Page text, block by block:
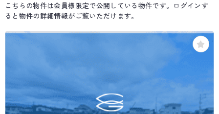
こちらの物件は会員様限定で公開している物件です。ログインす
ると物件の詳細情報がご覧いただけます。